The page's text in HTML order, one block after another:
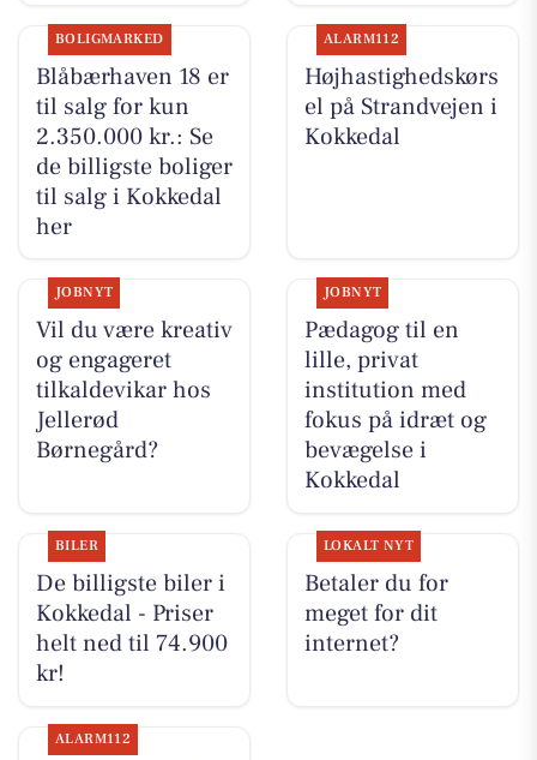
BOLIGMARKED
Blåbærhaven 18 er
til salg for kun
2.350.000 kr.: Se
de billigste boliger
til salg i Kokkedal
her
ALARM112
Højhastighedskørs
el på Strandvejen i
Kokkedal
JOBNYT
Vil du være kreativ
og engageret
tilkaldevikar hos
Jellerød
Børnegård?
JOBNYT
Pædagog til en
lille, privat
institution med
fokus på idræt og
bevægelse i
Kokkedal
BILER
De billigste biler i
Kokkedal - Priser
helt ned til 74.900
kr!
LOKALT NYT
Betaler du for
meget for dit
internet?
ALARM112